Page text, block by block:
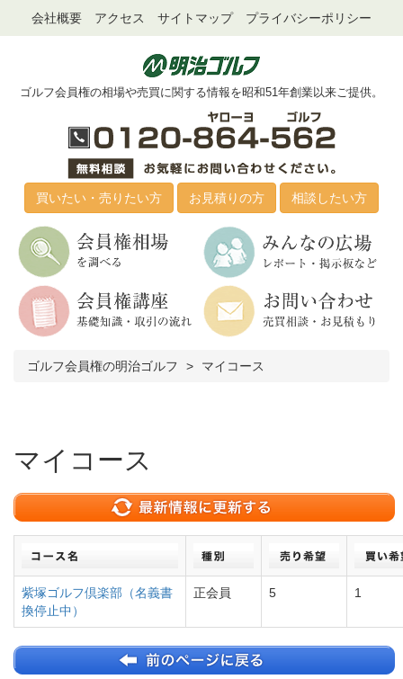
会社概要 アクセス サイトマップ プライバシーポリシー
ゴルフ会員権の相場や売買に関する情報を昭和51年創業以来ご提供。
買いたい・売りたい方 お見積りの方 相談したい方
ゴルフ会員権の明治ゴルフ マイコース
マイコース
紫塚ゴルフ倶楽部（名義書
換停止中）
正会員 5 1